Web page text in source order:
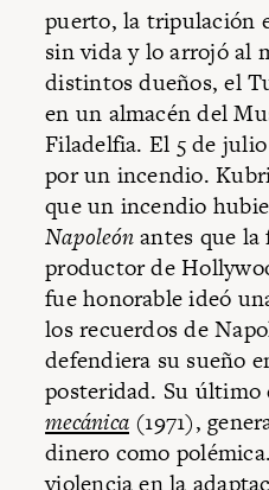
puerto, la tripulación
sin vida y lo arrojó al
distintos dueños, el
en un almacén del
Filadelfia. El 5 de
por un incendio.
que un incendio
Napoleónantes que
productor de
fue honorable ideó
los recuerdos de
defendiera su sueño
posteridad. Su
mecánica (1971),
dinero como